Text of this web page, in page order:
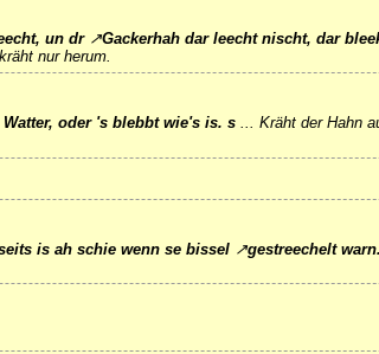
un dr ↗Gackerhahdar leecht nischt, dar
nur herum.
oder 's blebbt wie's is. s... Kräht der Hahn
is ah schie wenn se bissel ↗gestreecheltwarn.